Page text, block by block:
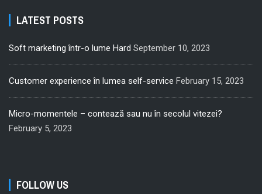
LATEST POSTS
Soft marketing într-o lume Hard September 10, 2023
Customer experience în lumea self-service February 15, 2023
Micro-momentele – contează sau nu în secolul vitezei?
February 5, 2023
FOLLOW US